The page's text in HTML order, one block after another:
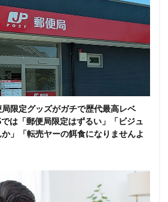
限定グッズがガチで歴代最高レベ
は「郵便局限定はずるい」「ビジュ
」「転売ヤーの餌食になりませんよ